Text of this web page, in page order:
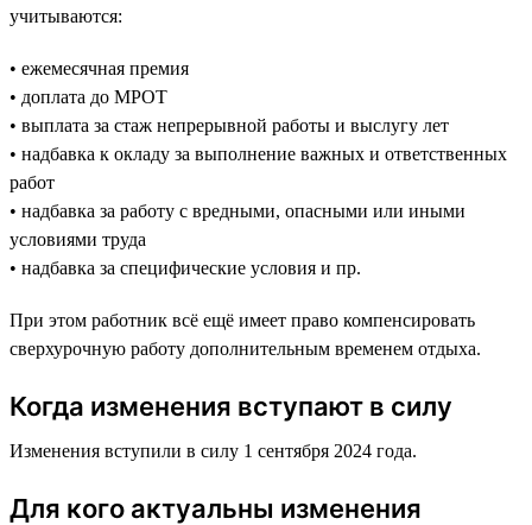
учитываются:
• ежемесячная премия
• доплата до МРОТ
• выплата за стаж непрерывной работы и выслугу лет
• надбавка к окладу за выполнение важных и ответственных
работ
• надбавка за работу с вредными, опасными или иными
условиями труда
• надбавка за специфические условия и пр.
При этом работник всё ещё имеет право компенсировать
сверхурочную работу дополнительным временем отдыха.
Когда изменения вступают в силу
Изменения вступили в силу 1 сентября 2024 года.
Для кого актуальны изменения